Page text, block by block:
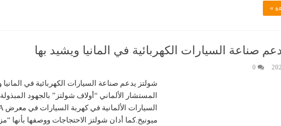
»
صناعة السيارات الكهربائية في المانيا ويشيد بها
0
شولتز يدعم صناعة السيارات الكهربائية في المانيا
المستشار الألماني “أولاف شولتز” بالجهود
ميونيخ.كما أدان شولتز الاحتجاجات ووصفها بأنها